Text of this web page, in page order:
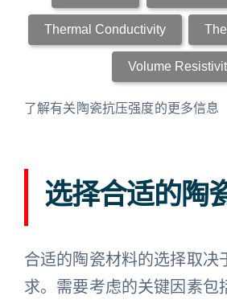
Thermal Conductivity
Volume
了解有关陶瓷抗压强度的更多信息
选择合适的陶
合适的陶瓷材料的选择取决
求。需要考虑的关键因素包